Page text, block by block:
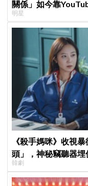
關係」如今靠
明星
《殺手媽咪》收視
頭」，神秘竊聽器埋
韓劇